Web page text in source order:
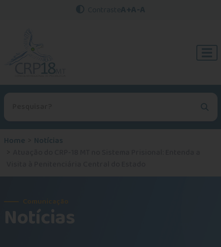
Procurar no site
Home
Notícias